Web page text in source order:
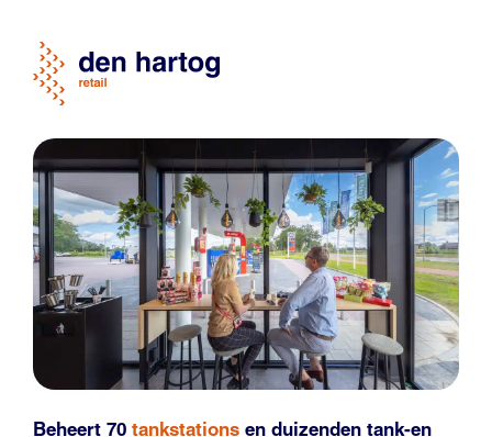
Beheert 70 tankstations en duizenden tank-en